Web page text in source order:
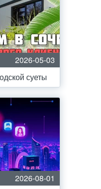
2026-05-03
суеты
2026-08-01